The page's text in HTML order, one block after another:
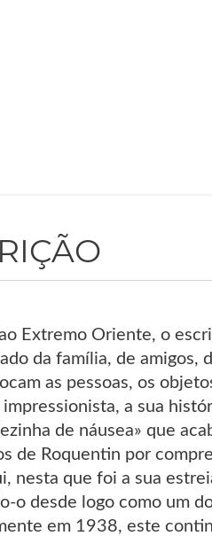
Extremo Oriente, o
da família, de amigos,
as pessoas, os
a sua
de náusea» que
de Roquentin por
nesta que foi a sua
o desde logo como um
em 1938, este